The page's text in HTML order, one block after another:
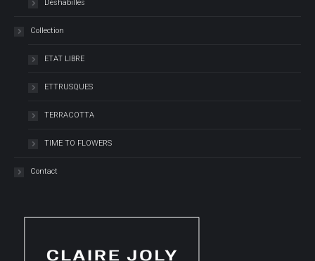
Déshabillés
Collection
ETAT LIBRE
ETTRUSQUES
TERRACOTTA
TIME TO FLOWERS
Contact